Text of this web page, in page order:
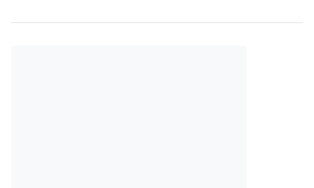
pode resultar em prejuízos financeiros significativos. É o